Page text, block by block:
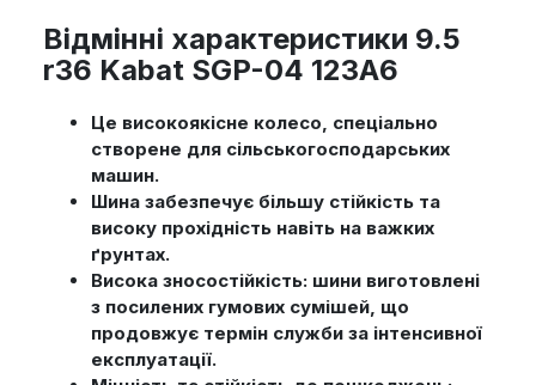
Відмінні характеристики 9.5
r36 Kabat SGP-04 123A6
Це високоякісне колесо, спеціально
створене для сільськогосподарських
машин.
Шина забезпечує більшу стійкість та
високу прохідність навіть на важких
ґрунтах.
Висока зносостійкість: шини виготовлені
з посилених гумових сумішей, що
продовжує термін служби за інтенсивної
експлуатації.